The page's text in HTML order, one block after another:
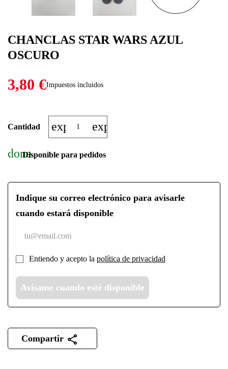
CHANCLAS STAR WARS AZUL
OSCURO
3,80 €Impuestos incluidos
Cantidad expand_moreexpand_less
doneDisponible para pedidos
Indique su correo electrónico para avisarle
cuando estará disponible
Entiendo y acepto la política de privacidad
Avísame cuando esté disponible
Compartir